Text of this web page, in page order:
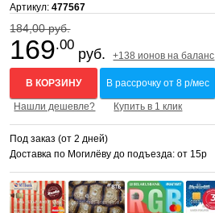
Артикул:477567
184,00 руб.
169.00
руб. +138 ионов на баланс
В КОРЗИНУ В рассрочку от 8 р/мес
Нашли дешевле? Купить в 1 клик
Под заказ (от 2 дней)
Доставка по Могилёву до подъезда: от 15р